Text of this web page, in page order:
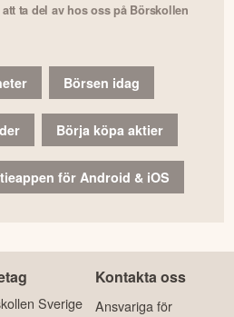
ta del av hos oss på Börskollen
Börsen idag
Börja köpa aktier
för Android & iOS
Sverige
Kontakta oss
Ansvariga för